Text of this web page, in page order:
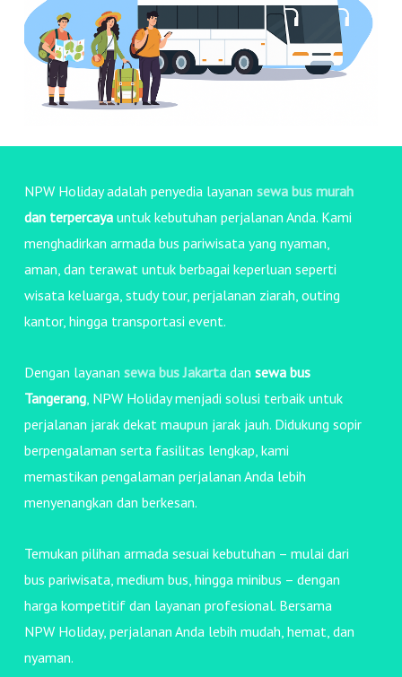
NPW Holiday adalah penyedia layanan sewa bus murah
dan terpercayauntuk kebutuhan perjalanan Anda. Kami
menghadirkan armada bus pariwisata yang nyaman,
aman, dan terawat untuk berbagai keperluan seperti
wisata keluarga, study tour, perjalanan ziarah, outing
kantor, hingga transportasi event.
Dengan layanan sewa bus Jakartadan sewa bus
Tangerang, NPW Holiday menjadi solusi terbaik untuk
perjalanan jarak dekat maupun jarak jauh. Didukung sopir
berpengalaman serta fasilitas lengkap, kami
memastikan pengalaman perjalanan Anda lebih
menyenangkan dan berkesan.
Temukan pilihan armada sesuai kebutuhan – mulai dari
bus pariwisata, medium bus, hingga minibus – dengan
harga kompetitif dan layanan profesional. Bersama
NPW Holiday, perjalanan Anda lebih mudah, hemat, dan
nyaman.